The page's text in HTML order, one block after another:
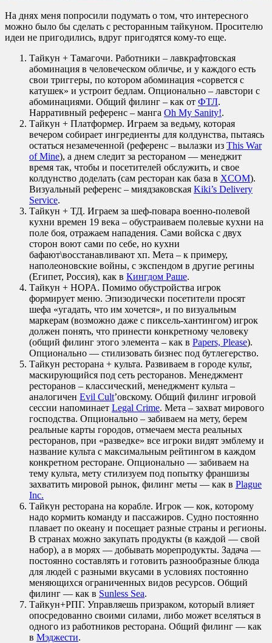
На днях меня попросили подумать о том, что интересного
можно было бы сделать с ресторанным тайкуном. Просителю
идеи не пригодились, вдруг пригодятся кому-то еще.
Тайкун + Тамагочи. Работники – лавкрафтовская
абоминация в человеческом обличье, и у каждого есть
свои триггеры, по котором абоминация «сорвется с
катушек» и устроит бедлам. Опционально – лавстори с
абоминациями. Общий филинг – как от ФТЛ.
Нарративный референс – манга Oh My Sanity!.
Тайкун + Платформер. Играем за ведьму, которая
вечером собирает ингредиенты для колдунства, пытаясь
остаться незамеченной (референс – вылазки из This War
of Mine), а днем следит за рестораном — менеджит
время так, чтобы и посетителей обслужить, и свое
колдунство доделать (сам ресторан как база в XCOM).
Визуальный референс – миядзаковская Kiki’s Delivery
Service.
Тайкун + ТД. Играем за шеф-повара военно-полевой
кухни времен 19 века – обустраиваем полевые кухни на
поле боя, отражаем нападения. Сами войска с двух
сторон воют сами по себе, но кухни
бафают\восстанавливают хп. Мета – к примеру,
наполеоновские войны, с экспендом в другие регины
(Египет, Россия), как в Кингдом Раше.
Тайкун + HOPA. Помимо обустройства игрок
формирует меню. Эпизодически посетители просят
шефа «угадать, что им хочется», и по визуальным
маркерам (возможно даже с пиксель-хантингом) игрок
должен понять, что принести конкретному человеку
(общий филинг этого элемента – как в Papers, Please).
Опционально — стилизовать бизнес под бутлегерство.
Тайкун ресторана + культа. Развиваем в городе культ,
маскирующийся под сеть ресторанов. Менеджмент
ресторанов – классический, менеджмент культа –
аналогичен Evil Cult’овскому. Общий филинг игровой
сессии напоминает Legal Crime. Мета – захват мирового
господства. Опционально – забиваем на мету, берем
реальные карты городов, отмечаем места реальных
ресторанов, при «разведке» все игроки видят эмблему и
название культа с максимальным рейтингом в каждом
конкретном ресторане. Опционально — забиваем на
тему культа, мету стилизуем под попытку франшизы
захватить мировой рынок, филинг меты — как в Plague
Inc.
Тайкун ресторана на корабле. Игрок — кок, которому
надо кормить команду и пассажиров. Судно постоянно
плавает по океану и посещает разные страны и регионы.
В странах можно закупать продукты (в каждой — свой
набор), а в морях — добывать морепродукты. Задача —
постоянно составлять и готовить разнообразные блюда
для людей с разными вкусами в условиях постоянно
меняющихся ограниченных видов ресурсов. Общий
филинг — как в Sunless Sea.
Тайкун+РПГ. Управляешь призраком, который влияет
опосредованно своими силами, либо может вселяться в
одного из работников ресторана. Общий филинг — как
в Мэджести.